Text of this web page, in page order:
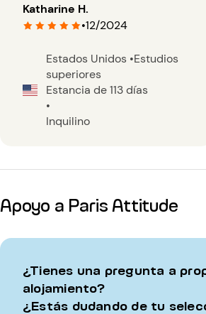
Katharine H.
•12/2024
Estados Unidos •Estudios
superiores
Estancia de 113 días
•
Inquilino
Apoyo a Paris Attitude
¿Tienes una pregunta a
alojamiento?
¿Estás dudando de tu